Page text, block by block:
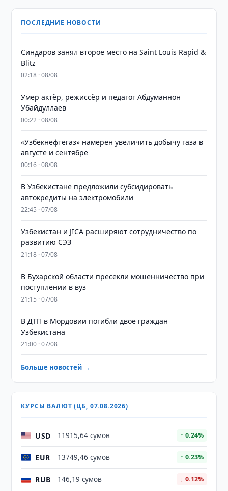
ПОСЛЕДНИЕ НОВОСТИ
Синдаров занял второе место на Saint Louis Rapid &
Blitz
02:18 · 08/08
Умер актёр, режиссёр и педагог Абдуманнон
Убайдуллаев
00:22 · 08/08
«Узбекнефтегаз» намерен увеличить добычу газа в
августе и сентябре
00:16 · 08/08
В Узбекистане предложили субсидировать
автокредиты на электромобили
22:45 · 07/08
Узбекистан и JICA расширяют сотрудничество по
развитию СЭЗ
21:18 · 07/08
В Бухарской области пресекли мошенничество при
поступлении в вуз
21:15 · 07/08
В ДТП в Мордовии погибли двое граждан
Узбекистана
21:00 · 07/08
Больше новостей →
КУРСЫ ВАЛЮТ (ЦБ, 07.08.2026)
USD 11915,64 сумов ↑ 0.24%
EUR 13749,46 сумов ↑ 0.23%
RUB 146,19 сумов ↓ 0.12%